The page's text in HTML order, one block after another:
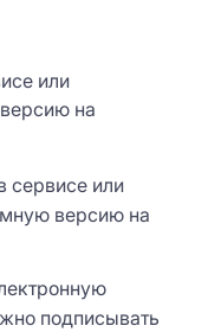
или
на
сервисе или
версию на
подписывать